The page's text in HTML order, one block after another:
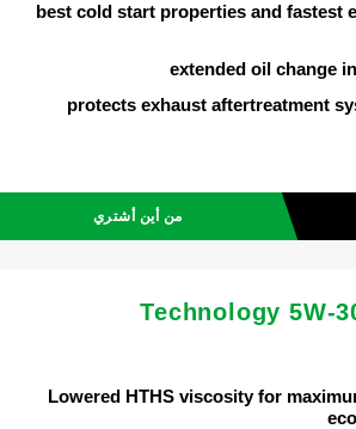
best cold start properties and fastest
extended oil change
protects exhaust aftertreatment
من أين أشتري
Technology 5W-
Lowered HTHS viscosity for